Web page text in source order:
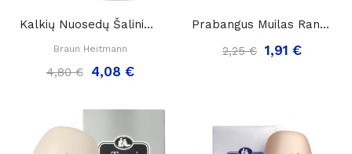
Kalkių Nuosedų Šalinimui Buityje Gryna Citrinos...
Braun Heitmann
4,80 € 4,08 €
Prabangus Muilas Rankų Ir Kūno Priežiūrai...
2,25 € 1,91 €